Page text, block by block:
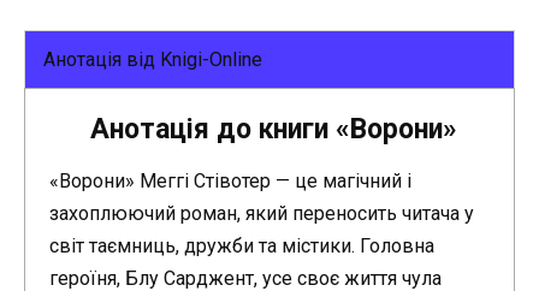
Анотація від Knigi-Online
Анотація до книги «Ворони»
«Ворони» Меггі Стівотер — це магічний і
захоплюючий роман, який переносить читача у
світ таємниць, дружби та містики. Головна
героїня, Блу Сарджент, усе своє життя чула